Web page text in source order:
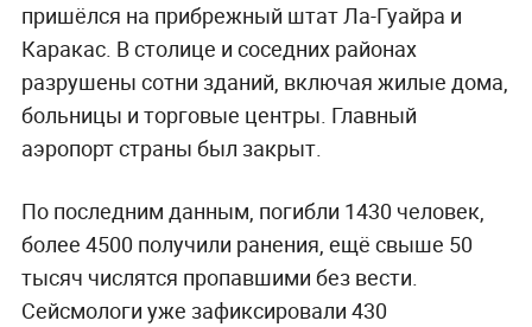
пришёлся на прибрежный штат Ла-Гуайра и
Каракас. В столице и соседних районах
разрушены сотни зданий, включая жилые дома,
больницы и торговые центры. Главный
аэропорт страны был закрыт.
По последним данным, погибли 1430 человек,
более 4500 получили ранения, ещё свыше 50
тысяч числятся пропавшими без вести.
Сейсмологи уже зафиксировали 430